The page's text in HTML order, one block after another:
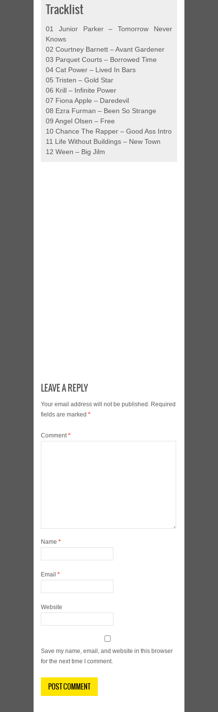
Tracklist
01 Junior Parker – Tomorrow Never
Knows
02 Courtney Barnett – Avant Gardener
03 Parquet Courts – Borrowed Time
04 Cat Power – Lived In Bars
05 Tristen – Gold Star
06 Krill – Infinite Power
07 Fiona Apple – Daredevil
08 Ezra Furman – Been So Strange
09 Angel Olsen – Free
10 Chance The Rapper – Good Ass Intro
11 Life Without Buildings – New Town
12 Ween – Big Jilm
LEAVE A REPLY
Your email address will not be published. Required
fields are marked *
Comment*
Name *
Email *
Website
Save my name, email, and website in this browser
for the next time I comment.